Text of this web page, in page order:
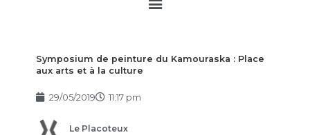
Symposium de peinture du Kamouraska : Place
aux arts et à la culture
29/05/2019 11:17 pm
Le Placoteux